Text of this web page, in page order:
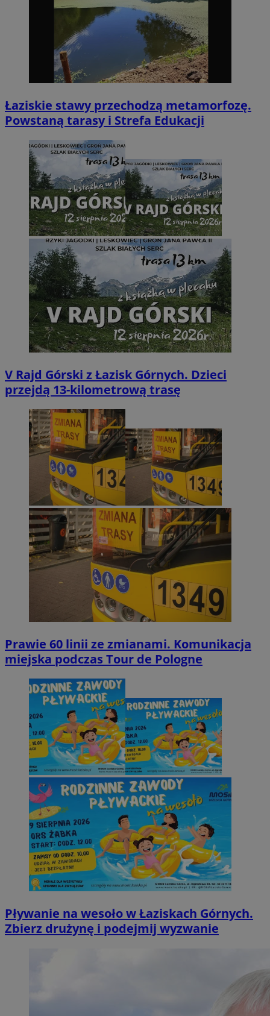
Łaziskie stawy przechodzą metamorfozę.
Powstaną tarasy i Strefa Edukacji
V Rajd Górski z Łazisk Górnych. Dzieci
przejdą 13-kilometrową trasę
Prawie 60 linii ze zmianami. Komunikacja
miejska podczas Tour de Pologne
Pływanie na wesoło w Łaziskach Górnych.
Zbierz drużynę i podejmij wyzwanie